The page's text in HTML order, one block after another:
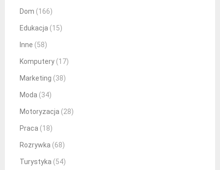
Dom (166)
Edukacja (15)
Inne (58)
Komputery (17)
Marketing (38)
Moda (34)
Motoryzacja (28)
Praca (18)
Rozrywka (68)
Turystyka (54)